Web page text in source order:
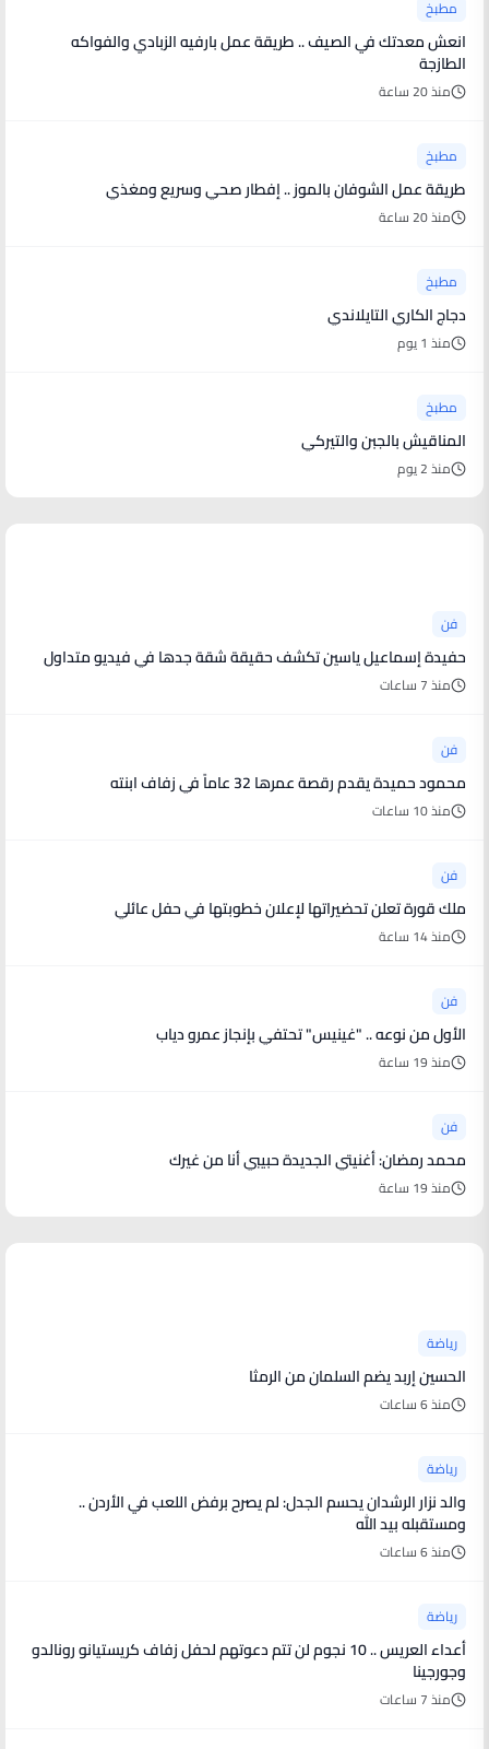
مطبخ
انعش معدتك في الصيف .. طريقة عمل بارفيه الزبادي والفواكه
الطازجة
منذ 20 ساعة
مطبخ
طريقة عمل الشوفان بالموز .. إفطار صحي وسريع ومغذي
منذ 20 ساعة
مطبخ
دجاج الكاري التايلاندي
منذ 1 يوم
مطبخ
المناقيش بالجبن والتيركي
منذ 2 يوم
فن
حفيدة إسماعيل ياسين تكشف حقيقة شقة جدها في فيديو متداول
منذ 7 ساعات
فن
محمود حميدة يقدم رقصة عمرها 32 عاماً في زفاف ابنته
منذ 10 ساعات
فن
ملك قورة تعلن تحضيراتها لإعلان خطوبتها في حفل عائلي
منذ 14 ساعة
فن
الأول من نوعه .. "غينيس" تحتفي بإنجاز عمرو دياب
منذ 19 ساعة
فن
محمد رمضان: أغنيتي الجديدة حبيبي أنا من غيرك
منذ 19 ساعة
رياضة
الحسين إربد يضم السلمان من الرمثا
منذ 6 ساعات
رياضة
والد نزار الرشدان يحسم الجدل: لم يصرح برفض اللعب في الأردن ..
ومستقبله بيد الله
منذ 6 ساعات
رياضة
أعداء العريس .. 10 نجوم لن تتم دعوتهم لحفل زفاف كريستيانو رونالدو
وجورجينا
منذ 7 ساعات